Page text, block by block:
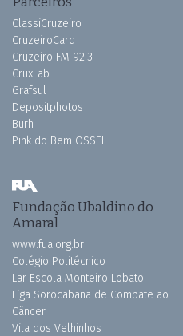
ClassiCruzeiro
CruzeiroCard
Cruzeiro FM 92.3
CruxLab
Grafsul
Depositphotos
Burh
Pink do Bem OSSEL
Fundação Ubaldino do
Amaral
www.fua.org.br
Colégio Politécnico
Lar Escola Monteiro Lobato
Liga Sorocabana de Combate ao
Câncer
Vila dos Velhinhos